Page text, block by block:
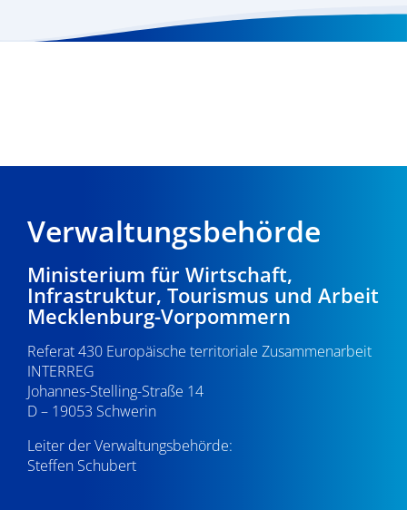
Verwaltungsbehörde
Ministerium für Wirtschaft,
Infrastruktur, Tourismus und Arbeit
Mecklenburg-Vorpommern
Referat 430 Europäische territoriale Zusammenarbeit
INTERREG
Johannes-Stelling-Straße 14
D – 19053 Schwerin
Leiter der Verwaltungsbehörde:
Steffen Schubert